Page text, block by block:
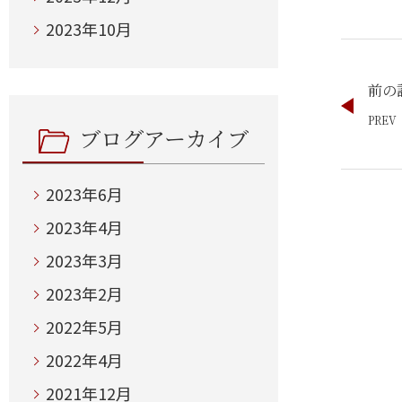
2023年10月
ブログアーカイブ
2023年6月
2023年4月
2023年3月
2023年2月
2022年5月
2022年4月
2021年12月
前の